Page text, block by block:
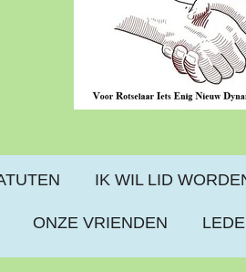
IK WIL LID
ONZE VRIENDEN